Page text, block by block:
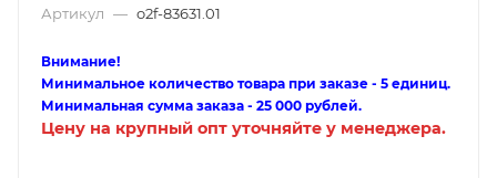
Артикул — o2f-83631.01
Внимание!
Минимальное количество товара при заказе - 5 единиц.
Минимальная сумма заказа - 25 000 рублей.
Цену на крупный опт уточняйте у менеджера.